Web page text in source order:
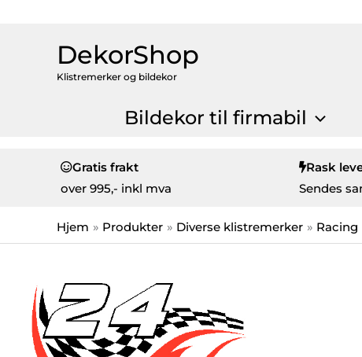
DekorShop
Klistremerker og bildekor
Bildekor til firmabil
Gratis frakt
over 995,- inkl mva
Rask
Sendes
Hjem Produkter Diverse klistremerker Racing